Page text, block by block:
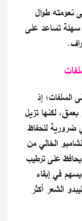
نعومته طوال
سهلة تساعد على
السلفات؛ إذ
لكنها تزيل
ضرورية للحفاظ
الخالي من
على ترطيب
في إبقاء
الشعر أكثر